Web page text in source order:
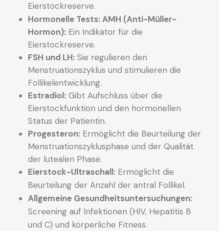
Eierstockreserve.
Hormonelle Tests: AMH (Anti-Müller-
Hormon): Ein Indikator für die
Eierstockreserve.
FSH und LH: Sie regulieren den
Menstruationszyklus und stimulieren die
Follikelentwicklung.
Estradiol: Gibt Aufschluss über die
Eierstockfunktion und den hormonellen
Status der Patientin.
Progesteron: Ermöglicht die Beurteilung der
Menstruationszyklusphase und der Qualität
der lutealen Phase.
Eierstock-Ultraschall: Ermöglicht die
Beurteilung der Anzahl der antral Follikel.
Allgemeine Gesundheitsuntersuchungen:
Screening auf Infektionen (HIV, Hepatitis B
und C) und körperliche Fitness.